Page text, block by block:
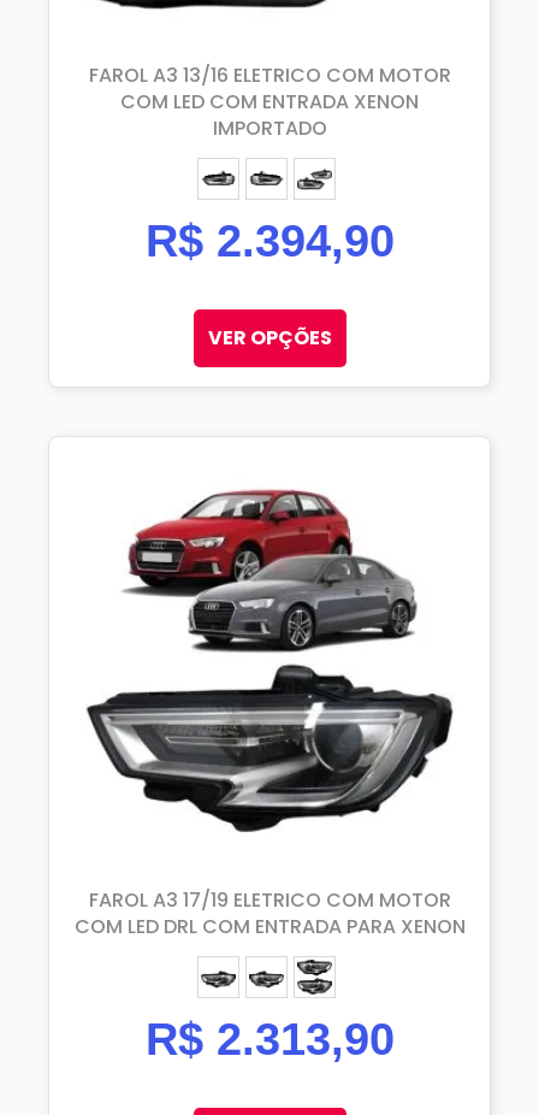
FAROL A3 13/16 ELETRICO COM MOTOR
COM LED COM ENTRADA XENON
IMPORTADO
ESQUERDO (MOTORISTA)
DIREITO (PASSAGEIRO)
PAR
R$2.394,90
VER OPÇÕES
​FAROL A3 17/19 ELETRICO COM MOTOR
COM LED DRL COM ENTRADA PARA XENON
ESQUERDO (MOTORISTA)
DIREITO (PASSAGEIRO)
PAR
R$2.313,90